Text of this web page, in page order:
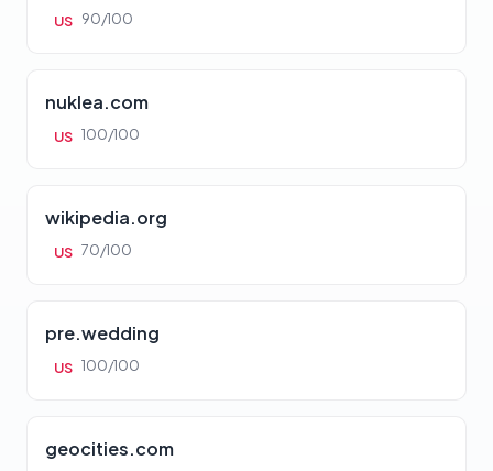
US 90/100
nuklea.com
US 100/100
wikipedia.org
US 70/100
pre.wedding
US 100/100
geocities.com